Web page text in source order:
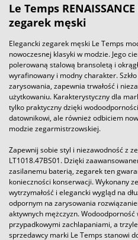
Le Temps
zegarek męski
Elegancki zegarek męski Le Temps
nowoczesnej klasyki w modzie. Jego
polerowaną stalową bransoletą i
wyrafinowany i modny charakter.
zarysowania, zapewnia trwałość i
użytkowaniu. Karakterystyczny dla
tylko praktyczny dzięki
datownikowi, ale również odbiciem
modzie zegarmistrzowskiej.
Zapewnij sobie styl i niezawodność z
LT1018.47BS01. Dzięki
zasilanemu baterią, zegarek ten
konieczności konserwacji. Wykonany
wytrzymałość i elegancki wygląd na
odpornym na zarysowania
aktywnych mężczyzn.
przypadkowymi zachlapaniami, a
sprzedawcy marki Le Temps stanowi